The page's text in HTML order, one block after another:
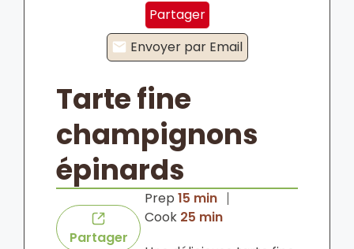
Partager
Envoyer par Email
Tarte fine
champignons
épinards
Partager
Prep 15 minutes
min
Cook 25 minutes
min